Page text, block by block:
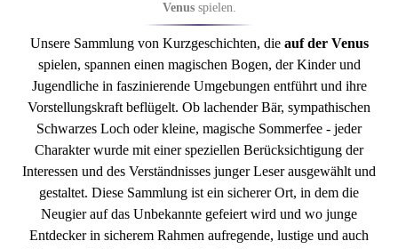
Venusspielen.
Unsere Sammlung von Kurzgeschichten, die auf der Venus
spielen, spannen einen magischen Bogen, der Kinder und
Jugendliche in faszinierende Umgebungen entführt und ihre
Vorstellungskraft beflügelt. Ob lachender Bär, sympathischen
Schwarzes Loch oder kleine, magische Sommerfee - jeder
Charakter wurde mit einer speziellen Berücksichtigung der
Interessen und des Verständnisses junger Leser ausgewählt und
gestaltet. Diese Sammlung ist ein sicherer Ort, in dem die
Neugier auf das Unbekannte gefeiert wird und wo junge
Entdecker in sicherem Rahmen aufregende, lustige und auch